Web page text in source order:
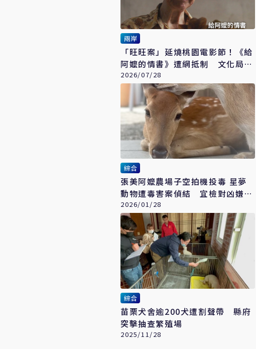
兩岸
「旺旺案」延燒桃園電影節！《給
阿嬤的情書》遭網抵制 文化局回
應了
2026/07/28
綜合
張美阿嬤農場子空拍機投毒 星夢
動物遭毒害案偵結 宜檢對凶嫌求
重刑
2026/01/28
綜合
苗栗犬舍逾200犬遭割聲帶 縣府
突擊抽查繁殖場
2025/11/28